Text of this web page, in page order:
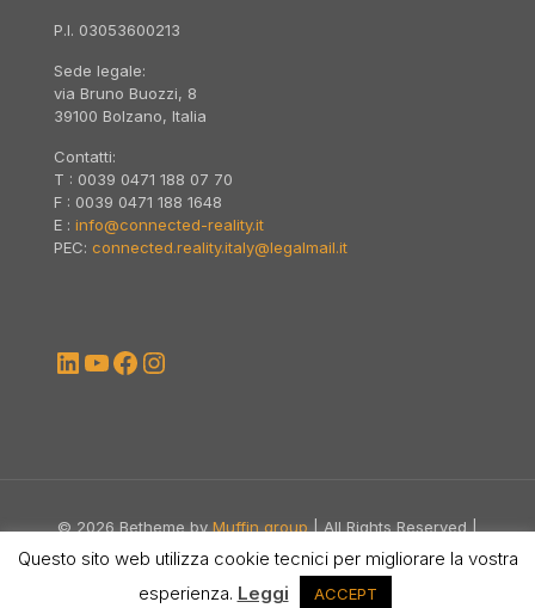
P.I. 03053600213
Sede legale:
via Bruno Buozzi, 8
39100 Bolzano, Italia
Contatti:
T : 0039 0471 188 07 70
F : 0039 0471 188 1648
E : info@connected-reality.it
PEC: connected.reality.italy@legalmail.it
LinkedIn
YouTube
Facebook
Instagram
© 2026 Betheme by Muffin group | All Rights Reserved |
Powered by WordPress
Questo sito web utilizza cookie tecnici per migliorare la vostra
esperienza. Leggi ACCEPT